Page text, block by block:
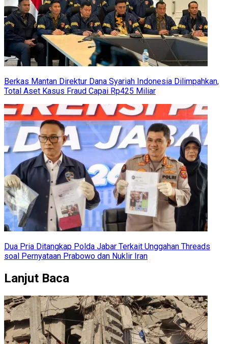
Berkas Mantan Direktur Dana Syariah Indonesia Dilimpahkan,
Total Aset Kasus Fraud Capai Rp425 Miliar
Dua Pria Ditangkap Polda Jabar Terkait Unggahan Threads
soal Pernyataan Prabowo dan Nuklir Iran
Lanjut Baca